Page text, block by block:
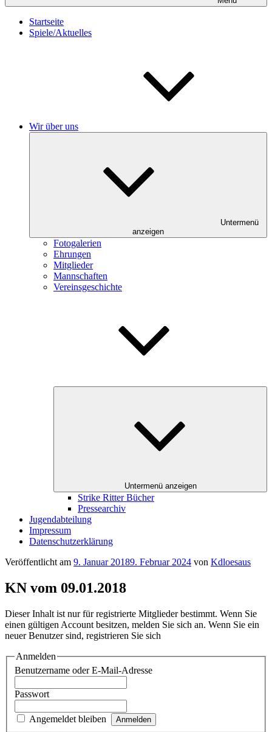
Startseite
Spiele/Aktuelles
Wir über uns
Untermenü
anzeigen
Fotogalerien
Ehrungen
Mitglieder
Mannschaften
Vereinsgeschichte
Untermenü anzeigen
Strike Ritter Bücher
Pressearchiv
Jugendabteilung
Impressum
Datenschutzerklärung
Veröffentlicht am 9. Januar 20189. Februar 2024 von Kdloesaus
KN vom 09.01.2018
Dieser Inhalt ist nur für registrierte Mitglieder bestimmt. Wenn Sie
einen gültigen Account besitzen, melden Sie sich an. Wenn Sie ein
neuer Benutzer sind, registrieren Sie sich
Anmelden
Benutzername oder E-Mail-Adresse
Passwort
Angemeldet bleiben